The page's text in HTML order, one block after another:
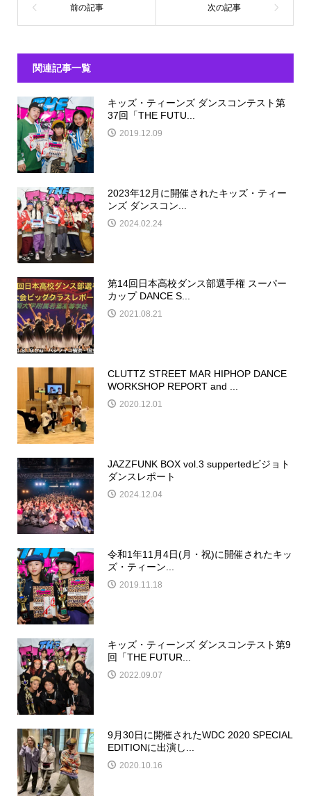
関連記事一覧
キッズ・ティーンズ ダンスコンテスト第
37回「THE FUTU...
2019.12.09
2023年12月に開催されたキッズ・ティー
ンズ ダンスコン...
2024.02.24
第14回日本高校ダンス部選手権 スーパー
カップ DANCE S...
2021.08.21
CLUTTZ STREET MAR HIPHOP DANCE
WORKSHOP REPORT and ...
2020.12.01
JAZZFUNK BOX vol.3 suppertedビジョト
ダンスレポート
2024.12.04
令和1年11月4日(月・祝)に開催されたキッ
ズ・ティーン...
2019.11.18
キッズ・ティーンズ ダンスコンテスト第9
回「THE FUTUR...
2022.09.07
9月30日に開催されたWDC 2020 SPECIAL
EDITIONに出演し...
2020.10.16